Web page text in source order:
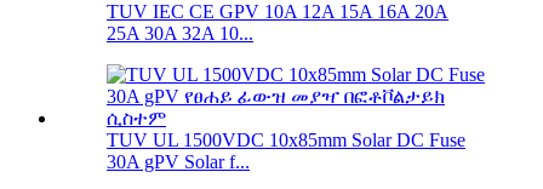
TUV IEC CE GPV 10A 12A 15A 16A 20A
25A 30A 32A 10...
TUV UL 1500VDC 10x85mm Solar DC Fuse
30A gPV Solar f...